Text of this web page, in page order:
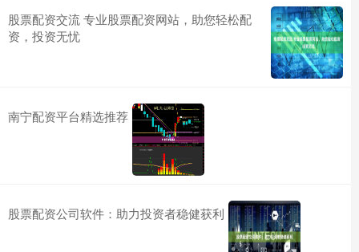
股票配资交流 专业股票配资网站，助您轻松配
资，投资无忧
南宁配资平台精选推荐
股票配资公司软件：助力投资者稳健获利